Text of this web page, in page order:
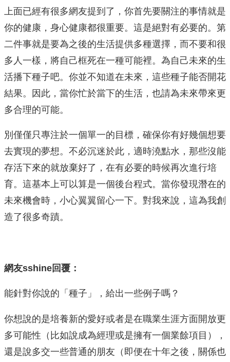
上面已經有很多網友提到了，你首先要關注的事情就是
你的健康，身心健康都很重要。這是絕對有必要的。第
二件事就是要為之後的生活提供多種選擇，而不要和很
多人一樣，將自己框死在一種可能裡。為自己未來的生
活播下種子吧。你並不知道在未來，這些種子能否開花
結果。因此，當你忙於當下的生活，也請為未來帶來更
多合理的可能。
別僅僅只專注於一個單一的目標，確保你有好幾個想要
去實現的夢想。不必沉迷於此，適時澆點水，那些沒能
存活下來的就放棄好了，在有必要的時候再次進行培
育。這基本上可以算是一個後台程式。當你發現潛在的
未來機會時，小心翼翼留心一下。對我來說，這為我創
造了很多奇蹟。
網友sshine回覆：
能針對你說的「種子」，給出一些例子嗎？
你想說的是培養新的愛好或者是在職業生涯方面開放更
多可能性（比如說成為經理或是擁有一個業餘項目），
還是說多交一些普通的朋友（即便在十年之後，關係也